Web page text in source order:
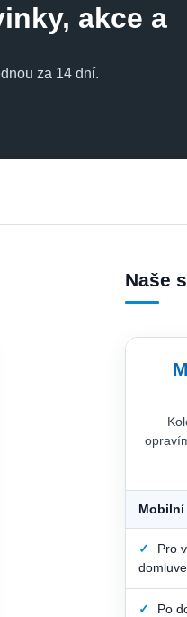
akce a
za 14 dní.
Naše
Mobilní
✓
Pro
✓
Po